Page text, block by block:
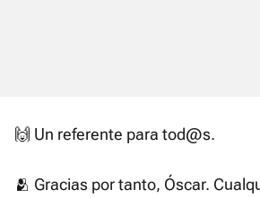
🙌 Un referente para tod@s.
🫂 Gracias por tanto, Óscar.